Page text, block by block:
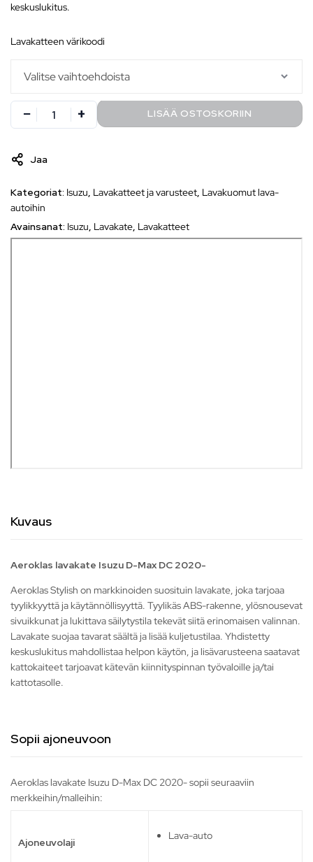
keskuslukitus.
lavakatteen värikoodi
LISÄÄ OSTOSKORIIN
Jaa
Kategoriat: Isuzu, Lavakatteet ja varusteet, Lavakuomut lava-
autoihin
Avainsanat: Isuzu, Lavakate, Lavakatteet
Kuvaus
Aeroklas lavakate Isuzu D-Max DC 2020-
Aeroklas Stylish on markkinoiden suosituin lavakate, joka tarjoaa
tyylikkyyttä ja käytännöllisyyttä. Tyylikäs ABS-rakenne, ylösnousevat
sivuikkunat ja lukittava säilytystila tekevät siitä erinomaisen valinnan.
Lavakate suojaa tavarat säältä ja lisää kuljetustilaa. Yhdistetty
keskuslukitus mahdollistaa helpon käytön, ja lisävarusteena saatavat
kattokaiteet tarjoavat kätevän kiinnityspinnan työvaloille ja/tai
kattotasolle.
Sopii ajoneuvoon
Aeroklas lavakate Isuzu D-Max DC 2020- sopii seuraaviin
merkkeihin/malleihin:
Ajoneuvolaji
Lava-auto